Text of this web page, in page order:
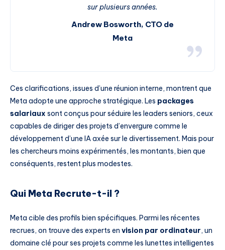
sur plusieurs années.
Andrew Bosworth, CTO de
Meta
Ces clarifications, issues d’une réunion interne, montrent que
Meta adopte une approche stratégique. Les packages
salariaux sont conçus pour séduire les leaders seniors, ceux
capables de diriger des projets d’envergure comme le
développement d’une IA axée sur le divertissement. Mais pour
les chercheurs moins expérimentés, les montants, bien que
conséquents, restent plus modestes.
Qui Meta Recrute-t-il ?
Meta cible des profils bien spécifiques. Parmi les récentes
recrues, on trouve des experts en vision par ordinateur, un
domaine clé pour ses projets comme les lunettes intelligentes